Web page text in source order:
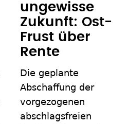
ungewisse
Zukunft: Ost-
Frust über
Rente
Die geplante
Abschaffung der
vorgezogenen
abschlagsfreien